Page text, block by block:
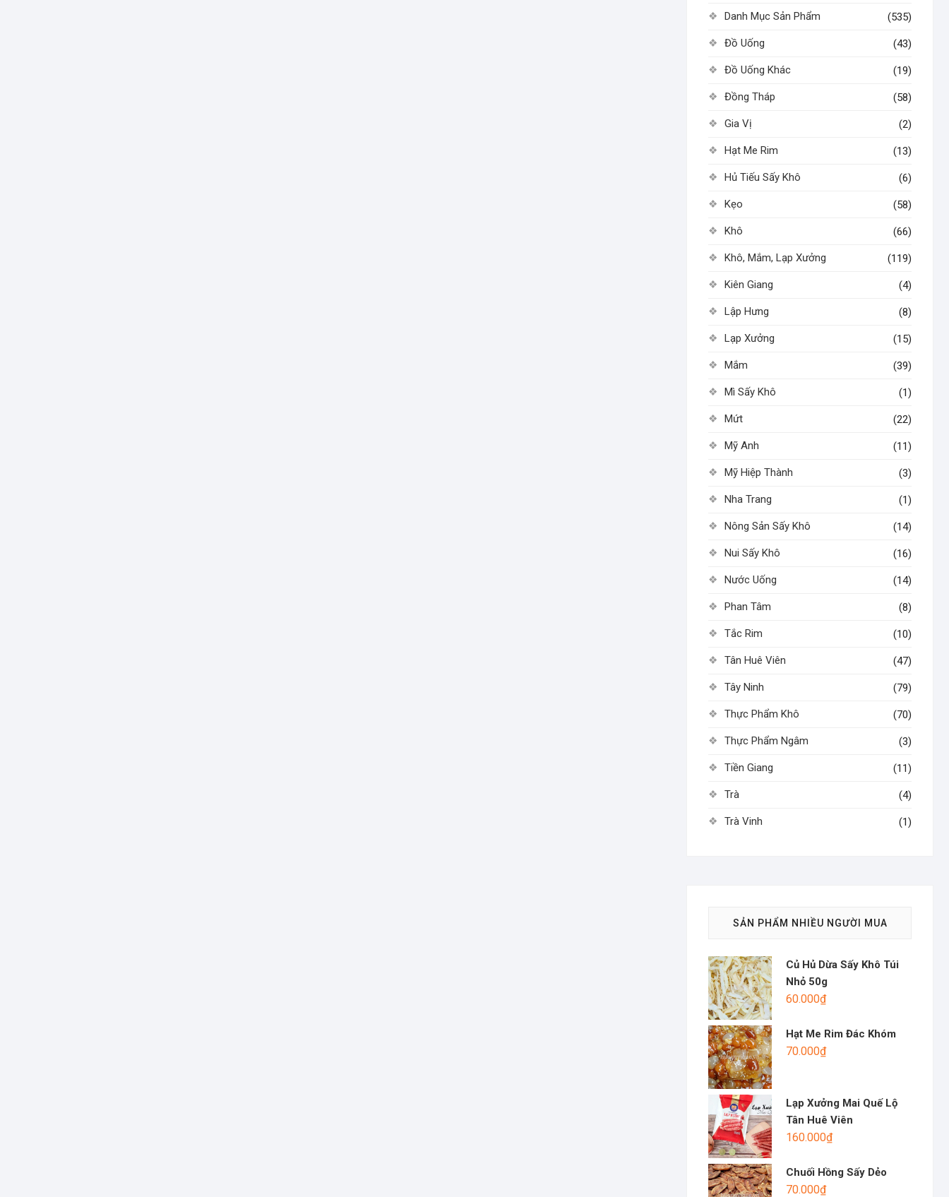
Danh Mục Sản Phẩm (535)
Đồ Uống (43)
Đồ Uống Khác (19)
Đồng Tháp (58)
Gia Vị (2)
Hạt Me Rim (13)
Hủ Tiếu Sấy Khô (6)
Kẹo (58)
Khô (66)
Khô, Mắm, Lạp Xưởng (119)
Kiên Giang (4)
Lập Hưng (8)
Lạp Xưởng (15)
Mắm (39)
Mì Sấy Khô (1)
Mứt (22)
Mỹ Anh (11)
Mỹ Hiệp Thành (3)
Nha Trang (1)
Nông Sản Sấy Khô (14)
Nui Sấy Khô (16)
Nước Uống (14)
Phan Tâm (8)
Tắc Rim (10)
Tân Huê Viên (47)
Tây Ninh (79)
Thực Phẩm Khô (70)
Thực Phẩm Ngâm (3)
Tiền Giang (11)
Trà (4)
Trà Vinh (1)
SẢN PHẨM NHIỀU NGƯỜI MUA
Củ Hủ Dừa Sấy Khô Túi
Nhỏ 50g
60.000₫
Hạt Me Rim Đác Khóm
70.000₫
Lạp Xưởng Mai Quế Lộ
Tân Huê Viên
160.000₫
Chuối Hồng Sấy Dẻo
70.000₫